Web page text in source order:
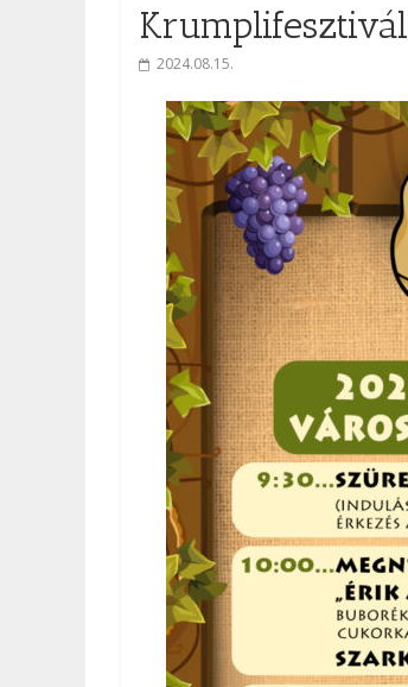
Krumplifesztivál
2024.08.15.